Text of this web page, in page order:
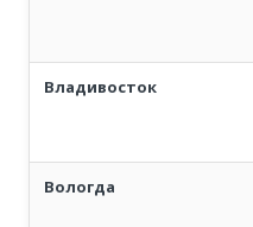
Владивосток
Вологда